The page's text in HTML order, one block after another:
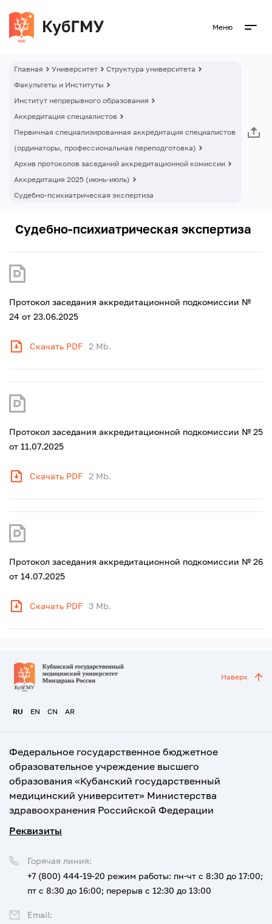
Меню
Главная Университет
Структура университета
Факультеты и Институты
Институт непрерывного образования
Аккредитация специалистов
Первичная специализированная аккредитация специалистов
(ординаторы, профессиональная переподготовка)
Архив протоколов заседаний аккредитационной комиссии
Аккредитация 2025 (июнь-июль)
Судебно-психиатрическая экспертиза
Судебно-психиатрическая экспертиза
Протокол заседания аккредитационной подкомиссии №
24 от 23.06.2025
Скачать PDF 2 Mb.
Протокол заседания аккредитационной подкомиссии № 25
от 11.07.2025
Скачать PDF 2 Mb.
Протокол заседания аккредитационной подкомиссии № 26
от 14.07.2025
Скачать PDF 3 Mb.
RU EN CN AR
Наверх
Федеральное государственное бюджетное
образовательное учреждение высшего
образования «Кубанский государственный
медицинский университет» Министерства
здравоохранения Российской Федерации
Реквизиты
Горячая линия:
+7 (800) 444-19-20 режим работы: пн-чт с 8:30 до 17:00;
пт с 8:30 до 16:00; перерыв с 12:30 до 13:00
Email: